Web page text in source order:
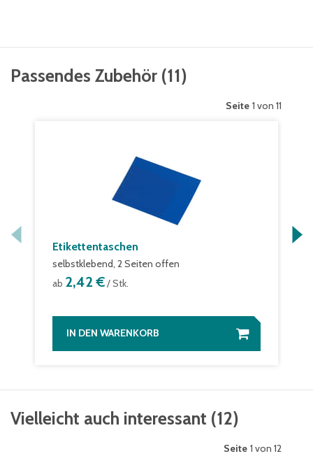
Passendes Zubehör (11)
Seite 1 von 11
Etikettentaschen
selbstklebend, 2 Seiten offen
ab 2,42 €/ Stk.
IN DEN WARENKORB
Vielleicht auch interessant (12)
Seite 1 von 12